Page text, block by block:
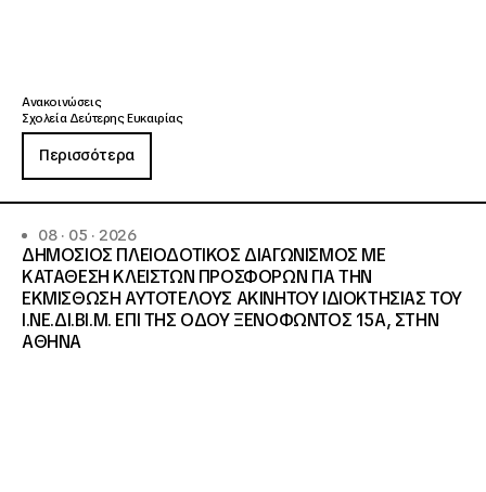
Ανακοινώσεις
Σχολεία Δεύτερης Ευκαιρίας
Περισσότερα
08 · 05 · 2026
ΔΗΜΟΣΙΟΣ ΠΛΕΙΟΔΟΤΙΚΟΣ ΔΙΑΓΩΝΙΣΜΟΣ ΜΕ
ΚΑΤΑΘΕΣΗ ΚΛΕΙΣΤΩΝ ΠΡΟΣΦΟΡΩΝ ΓΙΑ ΤΗΝ
ΕΚΜΙΣΘΩΣΗ ΑΥΤΟΤΕΛΟΥΣ ΑΚΙΝΗΤΟΥ ΙΔΙΟΚΤΗΣΙΑΣ ΤΟΥ
Ι.ΝΕ.ΔΙ.ΒΙ.Μ. ΕΠΙ ΤΗΣ ΟΔΟΥ ΞΕΝΟΦΩΝΤΟΣ 15Α, ΣΤΗΝ
ΑΘΗΝΑ